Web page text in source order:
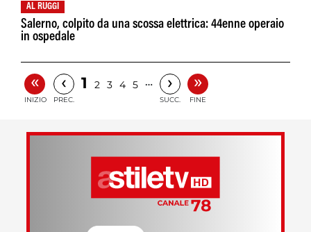
AL RUGGI
Salerno, colpito da una scossa elettrica: 44enne operaio
in ospedale
«
INIZIO
‹
PREC.
1 2 3 4 5 … ›
SUCC.
»
FINE